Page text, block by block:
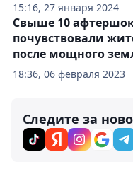
15:16, 27 января 2024
18:36, 06 февраля 2023
Свыше 10
почувствовали
после мощного
Следите за